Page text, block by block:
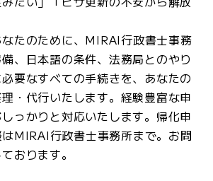
たのために、MIRAI行政書士事務
、日本語の条件、法務局とのやり
要なすべての手続きを、あなたの
・代行いたします。経験豊富な申
っかりと対応いたします。帰化申
MIRAI行政書士事務所まで。お問
おります。